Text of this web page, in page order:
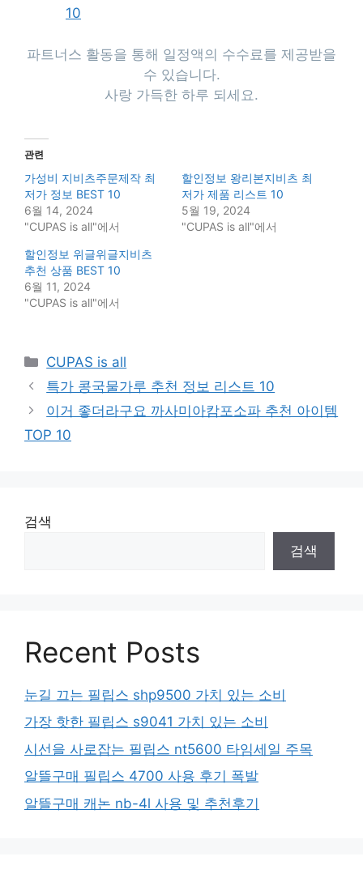
10
파트너스 활동을 통해 일정액의 수수료를 제공받을
수 있습니다.
사랑 가득한 하루 되세요.
관련
가성비 지비츠주문제작 최
저가 정보 BEST 10
6월 14, 2024
"CUPAS is all"에서
할인정보 왕리본지비츠 최
저가 제품 리스트 10
5월 19, 2024
"CUPAS is all"에서
할인정보 위글위글지비츠
추천 상품 BEST 10
6월 11, 2024
"CUPAS is all"에서
Categories
CUPAS is all
특가 콩국물가루 추천 정보 리스트 10
이거 좋더라구요 까사미아캄포소파 추천 아이템
TOP 10
검색
검색
Recent Posts
눈길 끄는 필립스 shp9500 가치 있는 소비
가장 핫한 필립스 s9041 가치 있는 소비
시선을 사로잡는 필립스 nt5600 타임세일 주목
알뜰구매 필립스 4700 사용 후기 폭발
알뜰구매 캐논 nb-4l 사용 및 추천후기